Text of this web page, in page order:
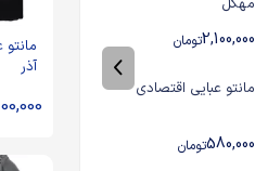
2,100,000تومان
مانتو عبایی اقتصادی
580,000تومان
آذر